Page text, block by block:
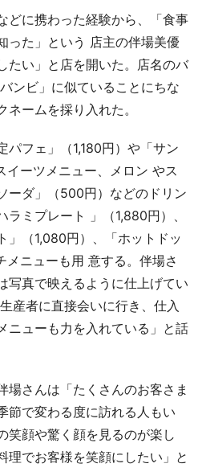
どに携わった経験から、「食事
った」という 店主の伴場美優
たい」と店を開いた。店名のバ
ンビ」に似ていることにちな
ームを採り入れた。
フェ」（1,180円）や「サン
ーツメニュー、メロン やス
ーダ」（500円）などのドリン
ミプレート 」（1,880円）、
」（1,080円）、「ホットドッ
ニューも用 意する。伴場さ
写真で映えるように仕上げてい
産者に直接会いに行き、仕入
ニューも力を入れている」と話
さんは「たくさんのお客さま
節で変わる度に訪れる人もい
笑顔や驚く顔を見るのが楽し
理でお客様を笑顔にしたい」と